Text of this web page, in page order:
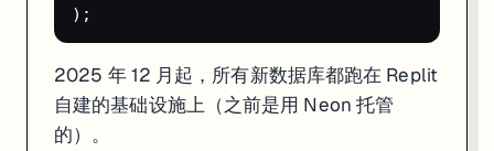
2025 年 12 月起，所有新数据库都跑在 Replit
自建的基础设施上（之前是用 Neon 托管
的）。